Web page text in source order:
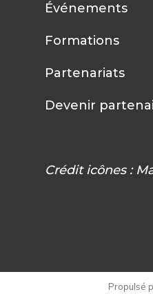
Événements
Formations
Partenariats
Devenir
Crédit icônes :
Propulsé